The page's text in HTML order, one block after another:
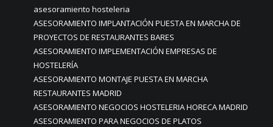
asesoramiento hosteleria
ASESORAMIENTO IMPLANTACIÓN PUESTA EN MARCHA DE
PROYECTOS DE RESTAURANTES BARES
ASESORAMIENTO IMPLEMENTACIÓN EMPRESAS DE
HOSTELERÍA
ASESORAMIENTO MONTAJE PUESTA EN MARCHA
RESTAURANTES MADRID
ASESORAMIENTO NEGOCIOS HOSTELERIA HORECA MADRID
ASESORAMIENTO PARA NEGOCIOS DE PLATOS